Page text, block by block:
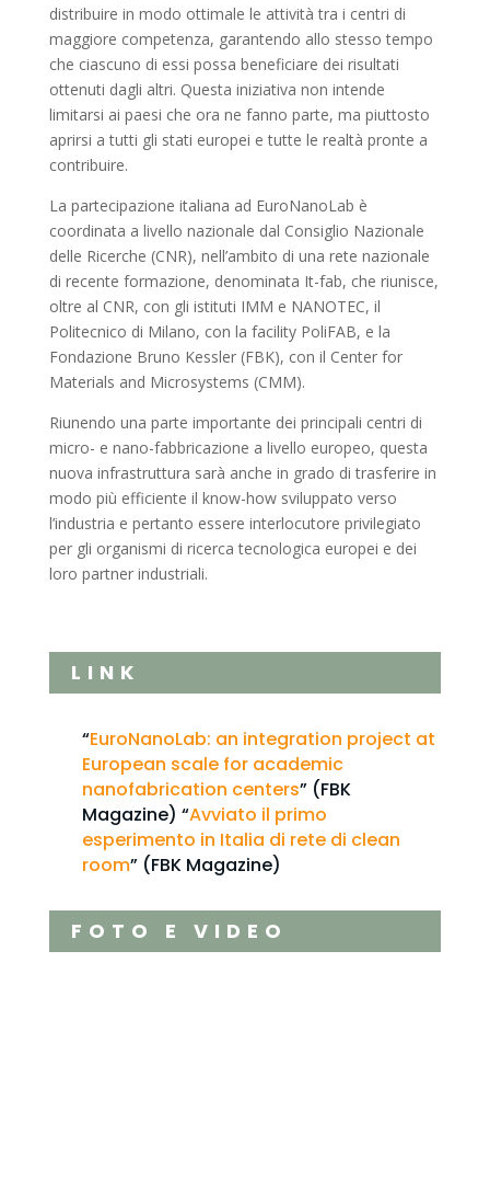
distribuire in modo ottimale le attività tra i centri di
maggiore competenza, garantendo allo stesso tempo
che ciascuno di essi possa beneficiare dei risultati
ottenuti dagli altri. Questa iniziativa non intende
limitarsi ai paesi che ora ne fanno parte, ma piuttosto
aprirsi a tutti gli stati europei e tutte le realtà pronte a
contribuire.
La partecipazione italiana ad EuroNanoLab è
coordinata a livello nazionale dal Consiglio Nazionale
delle Ricerche (CNR), nell’ambito di una rete nazionale
di recente formazione, denominata It-fab, che riunisce,
oltre al CNR, con gli istituti IMM e NANOTEC, il
Politecnico di Milano, con la facility PoliFAB, e la
Fondazione Bruno Kessler (FBK), con il Center for
Materials and Microsystems (CMM).
Riunendo una parte importante dei principali centri di
micro- e nano-fabbricazione a livello europeo, questa
nuova infrastruttura sarà anche in grado di trasferire in
modo più efficiente il know-how sviluppato verso
l’industria e pertanto essere interlocutore privilegiato
per gli organismi di ricerca tecnologica europei e dei
loro partner industriali.
LINK
“EuroNanoLab: an integration project at
European scale for academic
nanofabrication centers” (FBK
Magazine) “Avviato il primo
esperimento in Italia di rete di clean
room” (FBK Magazine)
FOTO E VIDEO